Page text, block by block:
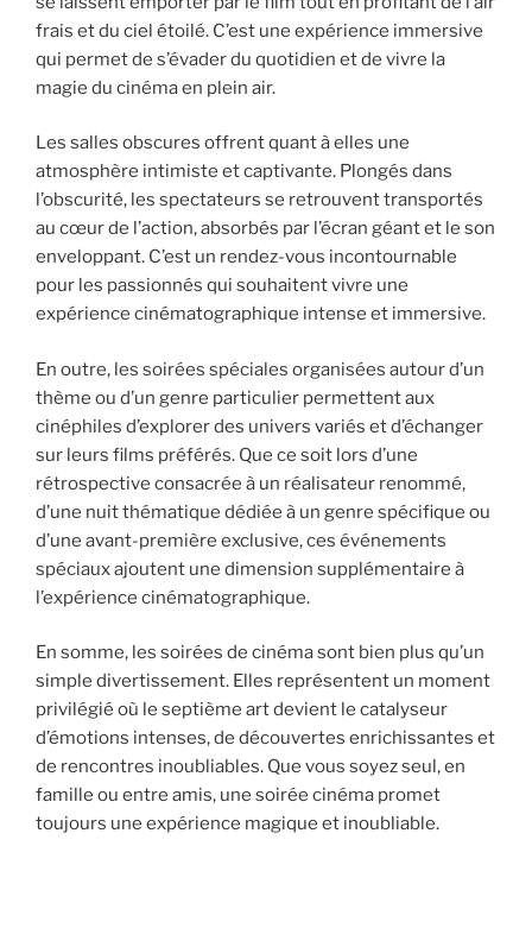
frais et du ciel étoilé. C’est une expérience immersive
qui permet de s’évader du quotidien et de vivre la
magie du cinéma en plein air.
Les salles obscures offrent quant à elles une
atmosphère intimiste et captivante. Plongés dans
l’obscurité, les spectateurs se retrouvent transportés
au cœur de l’action, absorbés par l’écran géant et le son
enveloppant. C’est un rendez-vous incontournable
pour les passionnés qui souhaitent vivre une
expérience cinématographique intense et immersive.
En outre, les soirées spéciales organisées autour d’un
thème ou d’un genre particulier permettent aux
cinéphiles d’explorer des univers variés et d’échanger
sur leurs films préférés. Que ce soit lors d’une
rétrospective consacrée à un réalisateur renommé,
d’une nuit thématique dédiée à un genre spécifique ou
d’une avant-première exclusive, ces événements
spéciaux ajoutent une dimension supplémentaire à
l’expérience cinématographique.
En somme, les soirées de cinéma sont bien plus qu’un
simple divertissement. Elles représentent un moment
privilégié où le septième art devient le catalyseur
d’émotions intenses, de découvertes enrichissantes et
de rencontres inoubliables. Que vous soyez seul, en
famille ou entre amis, une soirée cinéma promet
toujours une expérience magique et inoubliable.